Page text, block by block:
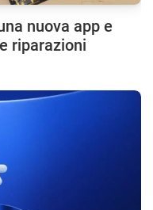
nuova app e
riparazioni